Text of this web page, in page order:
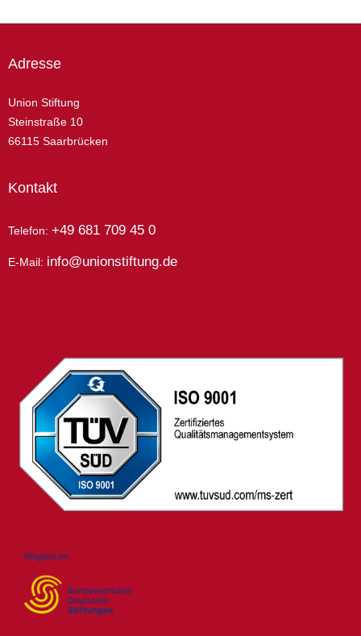
Adresse
Union Stiftung
Steinstraße 10
66115 Saarbrücken
Kontakt
Telefon: +49 681 709 45 0
E-Mail: info@unionstiftung.de